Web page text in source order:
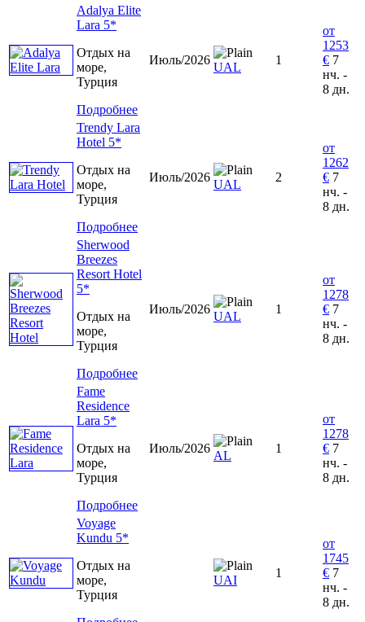
Adalya Elite
Lara 5*
Отдых на
море,
Турция
Подробнее
Июль/2026
UAL
1
от
1253
€ 7
нч. -
8 дн.
Trendy Lara
Hotel 5*
Отдых на
море,
Турция
Подробнее
Июль/2026
UAL
2
от
1262
€ 7
нч. -
8 дн.
Sherwood
Breezes
Resort Hotel
5*
Отдых на
море,
Турция
Подробнее
Июль/2026
UAL
1
от
1278
€ 7
нч. -
8 дн.
Fame
Residence
Lara 5*
Отдых на
море,
Турция
Подробнее
Июль/2026
AL
1
от
1278
€ 7
нч. -
8 дн.
Voyage
Kundu 5*
Отдых на
море,
Турция
UAI
1
от
1745
€ 7
нч. -
8 дн.